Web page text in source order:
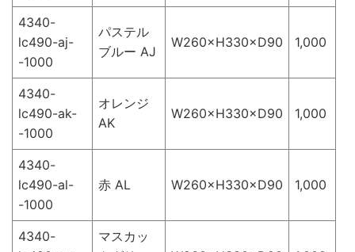
4340-
lc490-aj-
-1000
パステル
ブルー AJ
W260×H330×D90 1,000
4340-
lc490-ak-
-1000
オレンジ
AK
W260×H330×D90 1,000
4340-
lc490-al-
-1000
赤 AL W260×H330×D90 1,000
4340-
マスカッ